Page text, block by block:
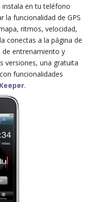
en tu teléfono
la funcionalidad de GPS
ritmos, velocidad,
conectas a la página de
de entrenamiento y
versiones, una gratuita
funcionalidades
.